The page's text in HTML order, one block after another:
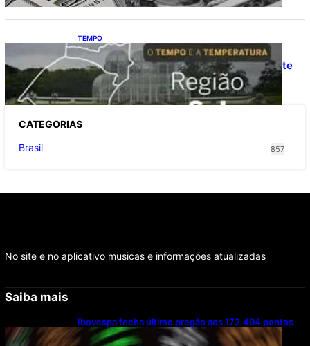
TEMPO
O TEMPO E A TEMPERATURA: Confira a
previsão do tempo para a Região Sul neste
sábado (8)
CATEGORIAS
Brasil
857
No site e no aplicativo musicas e informações atualizadas
Saiba mais
Ibovespa fecha último pregão aos 172.494 pontos